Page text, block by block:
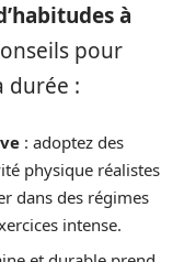
à
pour
durée :
: adoptez des
physique réalistes
dans des régimes
intense.